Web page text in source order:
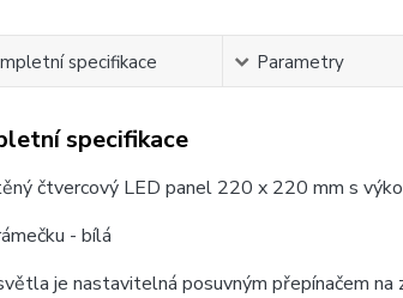
specifikace Parametry
specifikace
čtvercový LED panel 220 x 220 mm s
- bílá
je nastavitelná posuvným přepínačem